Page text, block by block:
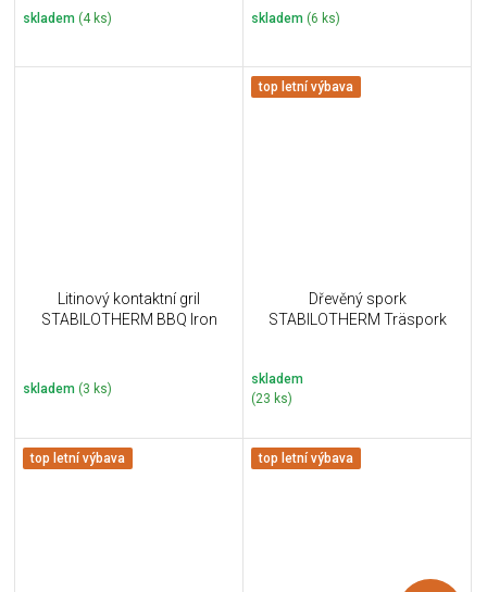
skladem (4 ks) skladem (6 ks)
Litinový kontaktní gril
STABILOTHERM BBQ Iron
skladem (3 ks)
top letní výbava
Dřevěný spork
STABILOTHERM Träspork
skladem
(23 ks)
top letní výbava top letní výbava